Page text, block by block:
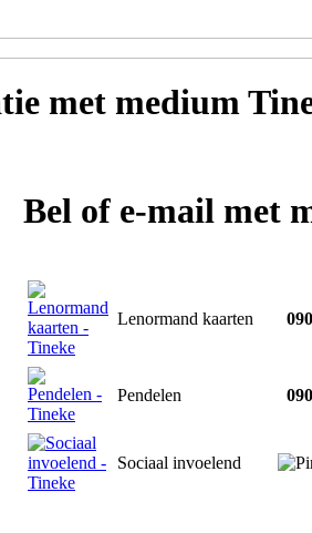
met medium
Bel of e-mail met
Lenormand kaarten
Pendelen
Sociaal invoelend